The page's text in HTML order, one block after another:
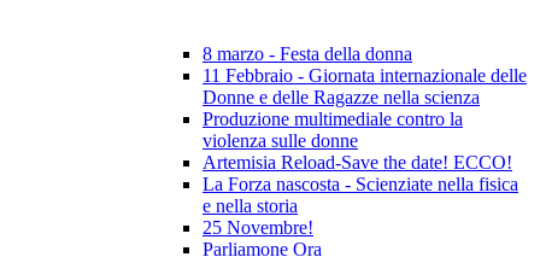
8 marzo - Festa della donna
11 Febbraio - Giornata internazionale delle
Donne e delle Ragazze nella scienza
Produzione multimediale contro la
violenza sulle donne
Artemisia Reload-Save the date! ECCO!
La Forza nascosta - Scienziate nella fisica
e nella storia
25 Novembre!
Parliamone Ora